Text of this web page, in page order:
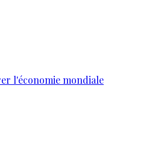
l'économie mondiale